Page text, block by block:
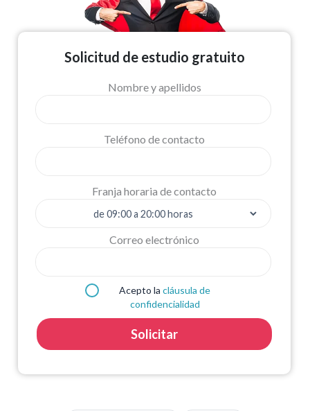
Solicitud de estudio gratuito
Nombre y apellidos
Teléfono de contacto
Franja horaria de contacto
Correo electrónico
Acepto la cláusula de
confidencialidad
Solicitar